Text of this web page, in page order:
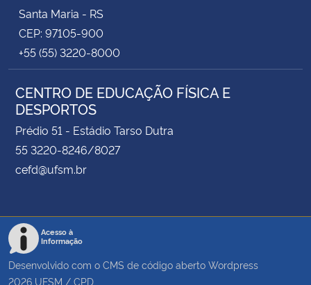
Santa Maria - RS
CEP: 97105-900
+55 (55) 3220-8000
CENTRO DE EDUCAÇÃO FÍSICA E
DESPORTOS
Prédio 51 - Estádio Tarso Dutra
55 3220-8246/8027
cefd@ufsm.br
Acesso à
Informação
Desenvolvido com o CMS de código aberto Wordpress
2026 UFSM / CPD